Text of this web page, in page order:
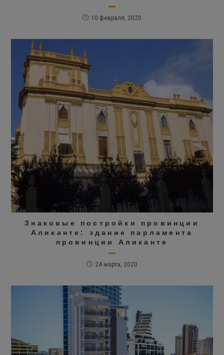
10 февраля, 2020
Знаковые постройки провинции
Аликанте: здание парламента
провинции Аликанте
24 марта, 2020